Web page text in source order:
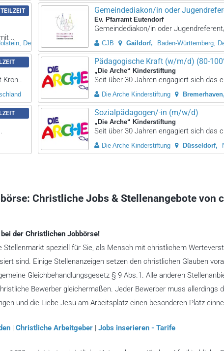
..
Deutschland
Gemeindediakon/in oder
Ev. Pfarramt Eutendorf
Gemeindediakon/in oder
CJB Gaildorf Baden-Württemberg,
Kron..
Pädagogische Kraft (w/m/d) (80-
„Die Arche“ Kinderstiftung
Seit über 30 Jahren engagiert sich das
Die Arche Kinderstiftung Bremerhaven
Sozialpädagogen/-in (m/w/d)
„Die Arche“ Kinderstiftung
Seit über 30 Jahren engagiert sich das
Die Arche Kinderstiftung Düsseldorf
Christliche Jobs & Stellenangebote von
der Christlichen Jobbörse!
Stellenmarkt speziell für Sie, als Mensch mit christlichem
sind. Einige Stellenanzeigen setzen den christlichen Glauben
Gleichbehandlungsgesetz § 9 Abs.1. Alle anderen
Bewerber gleichermaßen. Jeder Bewerber muss allerdings
und die Liebe Jesu am Arbeitsplatz einen besonderen Platz
Christliche Arbeitgeber Jobs inserieren - Tarife